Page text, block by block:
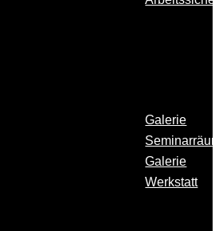
Galerie
Galerie
Werkstatt